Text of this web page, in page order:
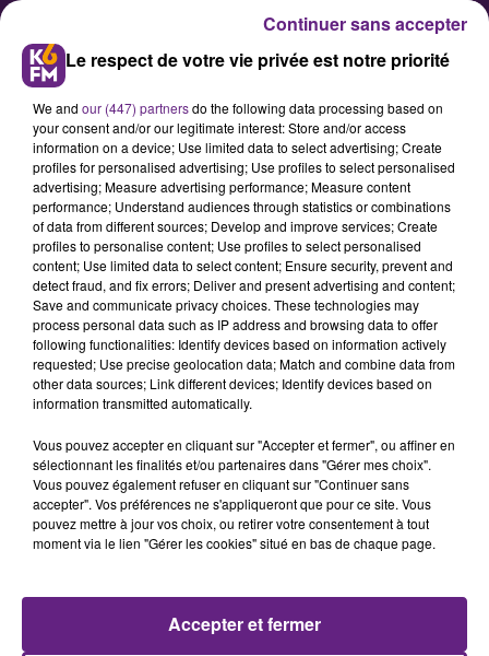
🎉K6FM vous souhaite une
bonne année 2026 à toutes et à
tous 🎉
Retour sur une année 2025
exceptionnelle en Côte-d’Or, riche
en rencontres, musique et
Publié : 1er janvier 2026 à 9h00 par
Léon Charpenay-Redacteur Web
Le respect de votre vie privée est notre priorité
We and our (447) partnersdo the following data processing based on
your consent and/or our legitimate interest: Store and/or access
information on a device; Use limited data to select advertising; Create
profiles for personalised advertising; Use profiles to select personalised
advertising; Measure advertising performance; Measure content
performance; Understand audiences through statistics or combinations
of data from different sources; Develop and improve services; Create
profiles to personalise content; Use profiles to select personalised
content; Use limited data to select content; Ensure security, prevent and
detect fraud, and fix errors; Deliver and present advertising and content;
Save and communicate privacy choices. These technologies may
process personal data such as IP address and browsing data to offer
following functionalities: Identify devices based on information actively
requested; Use precise geolocation data; Match and combine data from
other data sources; Link different devices; Identify devices based on
information transmitted automatically.
Vous pouvez accepter en cliquant sur "Accepter et fermer", ou affiner en
sélectionnant les finalités et/ou partenaires dans "Gérer mes choix".
Vous pouvez également refuser en cliquant sur "Continuer sans
accepter". Vos préférences ne s'appliqueront que pour ce site. Vous
pouvez mettre à jour vos choix, ou retirer votre consentement à tout
moment via le lien "Gérer les cookies" situé en bas de chaque page.
Accepter et fermer
Continuer sans accepter